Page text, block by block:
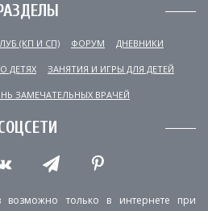
(КП И СП) ФОРУМ ДНЕВНИКИ
О ДЕТЯХ ЗАНЯТИЯ И ИГРЫ ДЛЯ ДЕТЕЙ
ЗАМЕЧАТЕЛЬНЫХ ВРАЧЕЙ
возможно только в интернете при